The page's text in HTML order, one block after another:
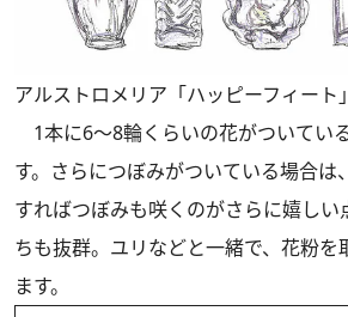
アルストロメリア「ハッピーフィート
1本に6～8輪くらいの花がついてい
す。さらにつぼみがついている場合は
すればつぼみも咲くのがさらに嬉しい
ちも抜群。ユリなどと一緒で、花粉を
ます。